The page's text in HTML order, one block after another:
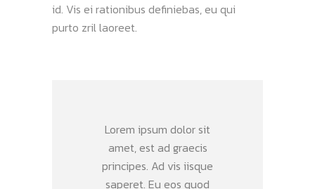
id. Vis ei rationibus definiebas, eu qui
purto zril laoreet.
Lorem ipsum dolor sit
amet, est ad graecis
principes. Ad vis iisque
saperet. Eu eos quod